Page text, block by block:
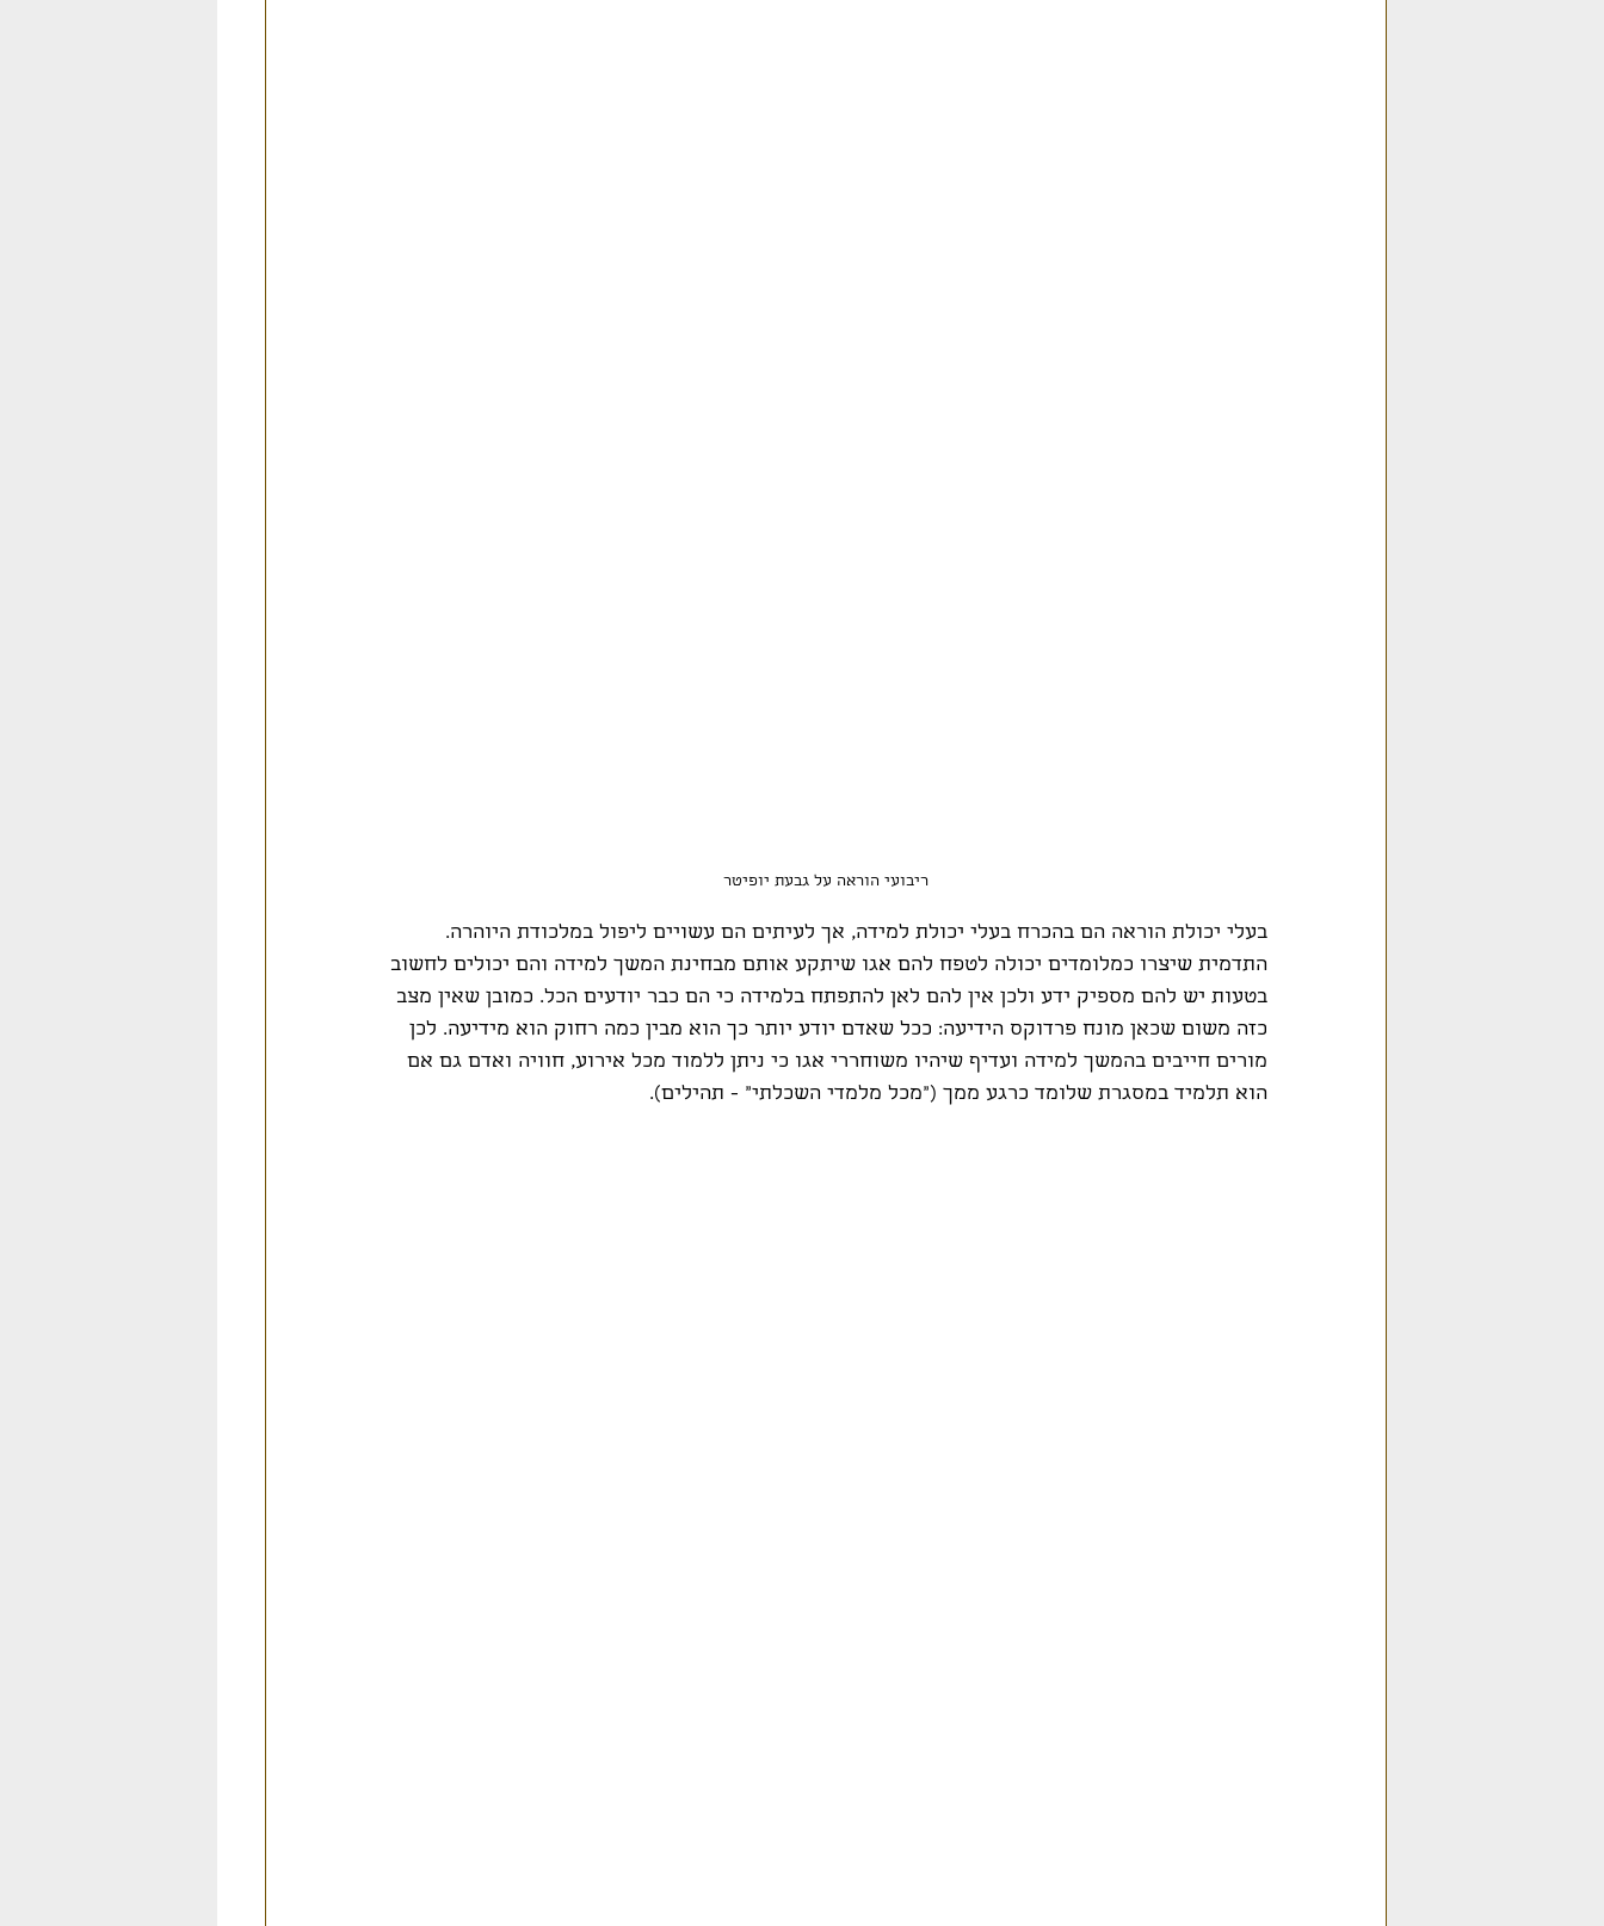
ריבועי הוראה על גבעת יופיטר
בעלי יכולת הוראה הם בהכרח בעלי יכולת למידה, אך לעיתים הם עשויים ליפול במלכודת היוהרה.
התדמית שיצרו כמלומדים יכולה לטפח להם אגו שיתקע אותם מבחינת המשך למידה והם יכולים לחשוב
בטעות יש להם מספיק ידע ולכן אין להם לאן להתפתח בלמידה כי הם כבר יודעים הכל. כמובן שאין מצב
כזה משום שכאן מונח פרדוקס הידיעה: ככל שאדם יודע יותר כך הוא מבין כמה רחוק הוא מידיעה. לכן
מורים חייבים בהמשך למידה ועדיף שיהיו משוחררי אגו כי ניתן ללמוד מכל אירוע, חוויה ואדם גם אם
הוא תלמיד במסגרת שלומד כרגע ממך ("מכל מלמדי השכלתי" - תהילים).